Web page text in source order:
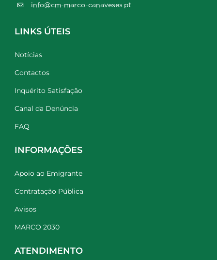
info@cm-marco-canaveses.pt
LINKS ÚTEIS
Notícias
Contactos
Inquérito Satisfação
Canal da Denúncia
FAQ
INFORMAÇÕES
Apoio ao Emigrante
Contratação Pública
Avisos
MARCO 2030
ATENDIMENTO